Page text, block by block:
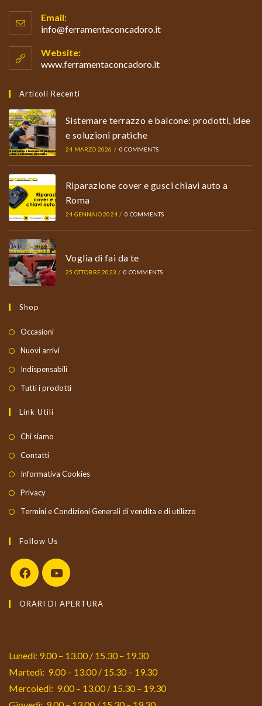
in
your
application
Email:
info@ferramentaconcadoro.itOpens
Website:
www.ferramentaconcadoro.it
Articoli Recenti
Sistemare terrazzo e balcone: prodotti, idee
e soluzioni pratiche
24 MARZO 2026 / 0 COMMENTS
Riparazione cover e gusci chiavi auto a
Roma
24 GENNAIO 2024 / 0 COMMENTS
Voglia di fai da te
25 OTTOBRE 2023 / 0 COMMENTS
Shop
Occasioni
Nuovi arrivi
Indispensabili
Tutti i prodotti
Link Utili
Chi siamo
Contatti
Informativa Cookies
Privacy
Termini e Condizioni Generali di vendita e di utilizzo
Follow Us
in
tab
in
tab
ORARI DI APERTURA
Lunedì: 9.00 – 13.00 / 15.30 – 19.30
Martedì: 9.00 – 13.00 / 15.30 – 19.30
Mercoledì: 9.00 – 13.00 / 15.30 – 19.30